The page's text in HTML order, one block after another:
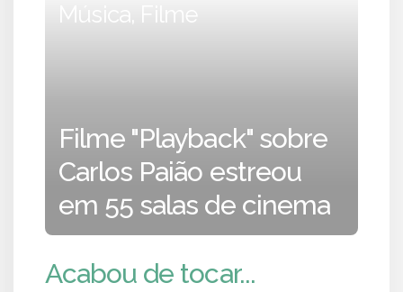
Música, Filme
Filme "Playback" sobre
Carlos Paião estreou
em 55 salas de cinema
Acabou de tocar...